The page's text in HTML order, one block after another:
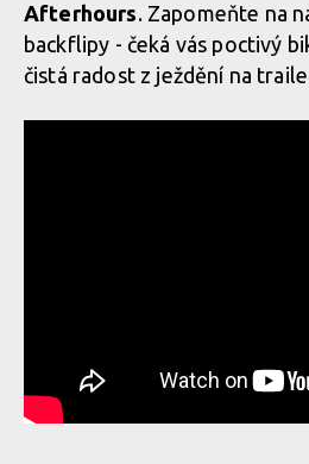
Afterhours. Zapomeňte na
backflipy - čeká vás poctivý
čistá radost z ježdění na